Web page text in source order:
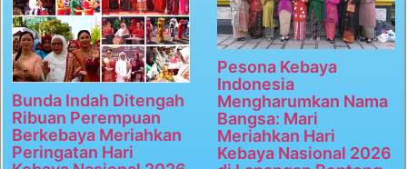
Bunda Indah Ditengah
Ribuan Perempuan
Berkebaya Meriahkan
Peringatan Hari
Pesona Kebaya
Indonesia
Mengharumkan Nama
Bangsa: Mari
Meriahkan Hari
Kebaya Nasional 2026